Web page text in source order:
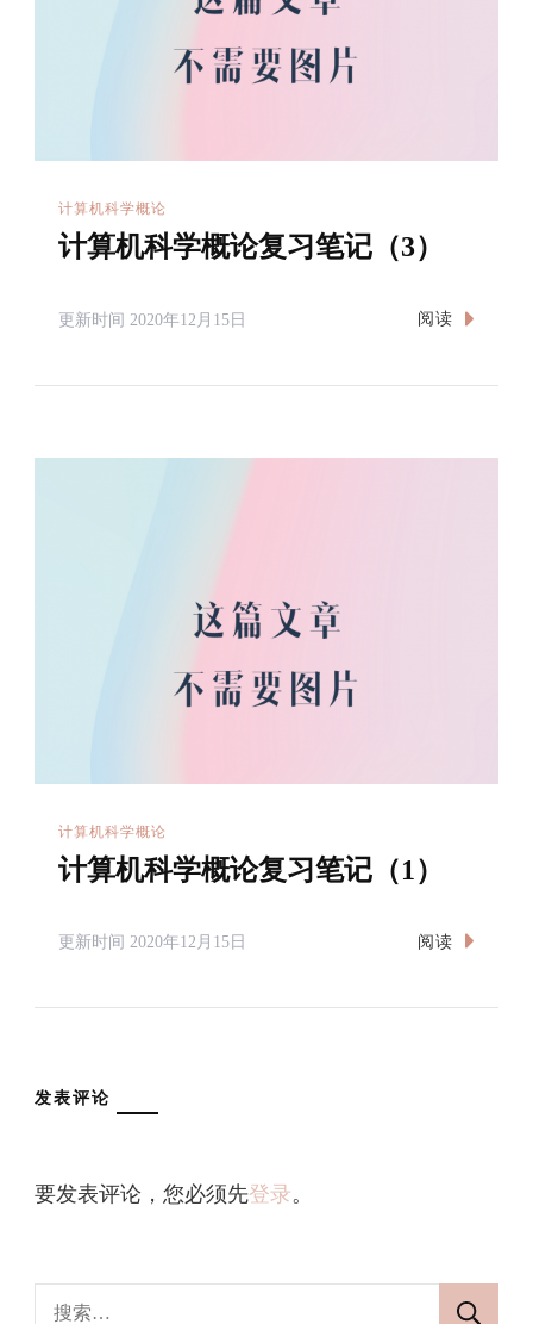
计算机科学概论
计算机科学概论复习笔记（3）
更新时间 2020年12月15日 阅读
计算机科学概论
计算机科学概论复习笔记（1）
更新时间 2020年12月15日 阅读
发表评论
要发表评论，您必须先登录。